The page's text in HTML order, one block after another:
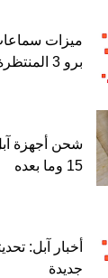
برو 3 المنتظرة
شحن أجهزة
15 وما بعده
أخبار آبل:
جديدة